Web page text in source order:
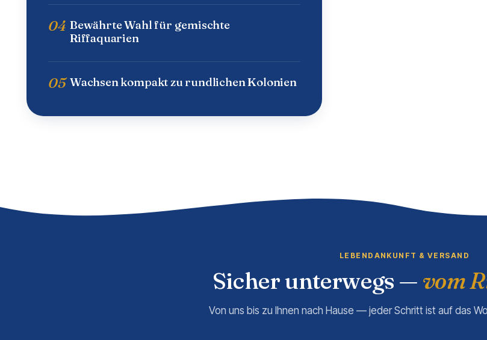
04 Bewährte Wahl für gemischte
Riffaquarien
05 Wachsen kompakt zu rundlichen Kolonien
LEBENDANKUNFT & VERSAND
Sicher unterwegs — vom
Von uns bis zu Ihnen nach Hause — jeder Schritt ist auf das